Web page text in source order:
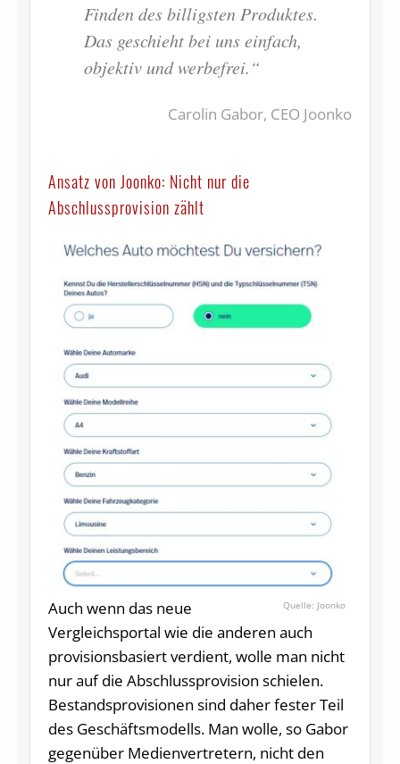
Finden des billigsten Produktes.
Das geschieht bei uns einfach,
objektiv und werbefrei.“
Carolin Gabor, CEO Joonko
Ansatz von Joonko: Nicht nur die
Abschlussprovision zählt
Joonko
Auch wenn das neue
Vergleichsportal wie die anderen auch
provisionsbasiert verdient, wolle man nicht
nur auf die Abschlussprovision schielen.
Bestandsprovisionen sind daher fester Teil
des Geschäftsmodells. Man wolle, so Gabor
gegenüber Medienvertretern, nicht den